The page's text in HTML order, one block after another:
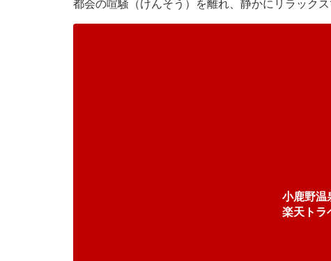
都会の喧騒（けんそう）を離れ、静かにリラックス
小鹿野温
楽天トラ